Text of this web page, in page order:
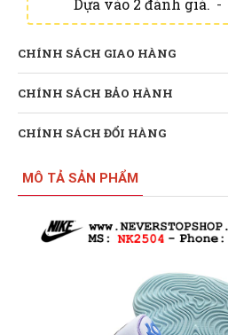
CHÍNH SÁCH GIAO HÀNG
CHÍNH SÁCH BẢO HÀNH
CHÍNH SÁCH ĐỔI HÀNG
MÔ TẢ SẢN PHẨM